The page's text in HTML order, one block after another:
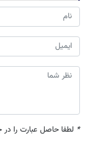
* لطفا حاصل عبارت را در